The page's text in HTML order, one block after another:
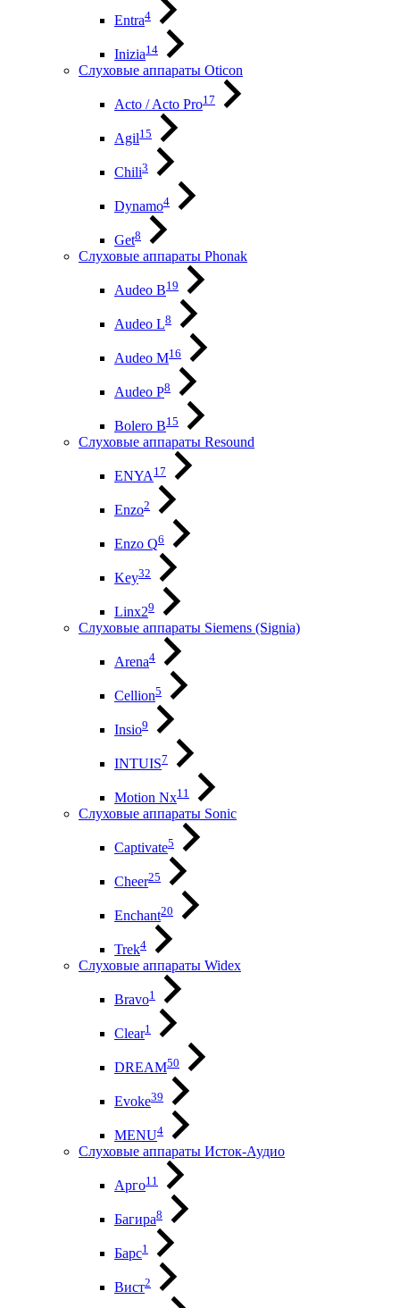
Entra4
Inizia14
Слуховые аппараты Oticon
Acto / Acto Pro17
Agil15
Chili3
Dynamo4
Get8
Слуховые аппараты Phonak
Audeo B19
Audeo L8
Audeo М16
Audeo P8
Bolero B15
Слуховые аппараты Resound
ENYA 17
Enzo2
Enzo Q6
Key32
Linx29
Слуховые аппараты Siemens (Signia)
Arena4
Cellion5
Insio9
INTUIS7
Motion Nx11
Слуховые аппараты Sonic
Captivate5
Cheer25
Enchant20
Trek4
Слуховые аппараты Widex
Bravo1
Clear1
DREAM50
Evoke39
MENU4
Слуховые аппараты Исток-Аудио
Арго11
Багира8
Барс1
Вист2